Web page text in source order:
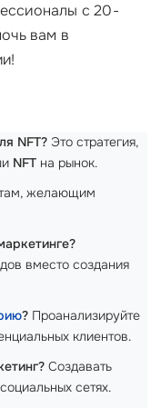
с 20-
вам в
NFT? Это стратегия,
NFT на рынок.
желающим
вместо создания
? Проанализируйте
клиентов.
Создавать
сетях.